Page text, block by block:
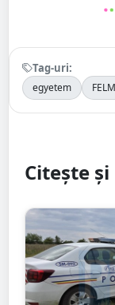
Tag-uri:
egyetem
Citește și